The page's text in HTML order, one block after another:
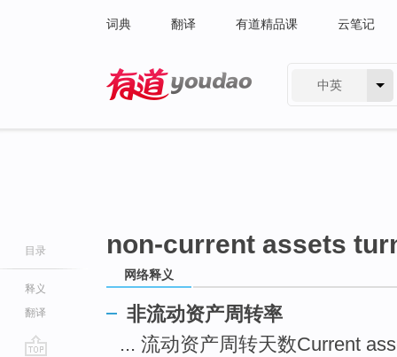
词典 翻译 有道精品课 云笔记
中英
目录
释义
翻译
non-current assets
网络释义
非流动资产周转率
... 流动资产周转天数Current